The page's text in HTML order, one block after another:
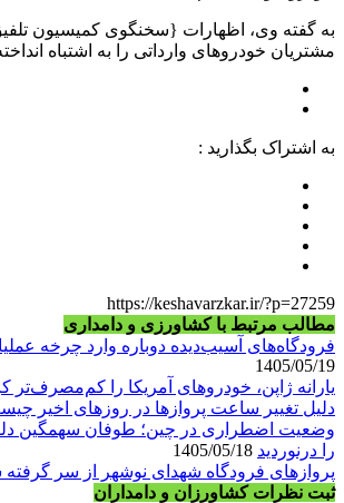
به گفته وی، اظهارات {سخنگوی کمیسیون
مشتریان خودروهای وارداتی را به اشتباه
به اشتراک بگذارید :
https://keshavarzkar.ir/?p=27259
مطالب مرتبط با کشاورزی و دامداری
فرودگاه‌های آسیب‌دیده دوباره وارد چرخه
1405/05/19
یارانه ژاپن، خودروهای آمریکا را کم‌مصرف‌تر
دلیل تغییر ساعت پروازها در روزهای اخیر
وضعیت اضطراری در چین؛ طوفان سهمگین
را درنوردید
پروازهای فرودگاه شهدای نوشهر از سر
ثبت نظرات کشاورزان و دامداران